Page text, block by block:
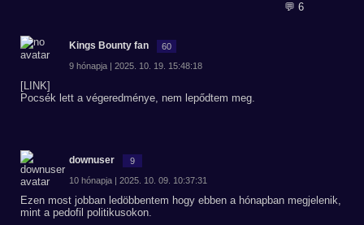
💬 6
Kings Bounty fan 60
9 hónapja | 2025. 10. 19. 15:48:18
[LINK]
Pocsék lett a végeredménye, nem lepődtem meg.
downuser 9
10 hónapja | 2025. 10. 09. 10:37:31
Ezen most jobban ledöbbentem hogy ebben a hónapban megjelenik,
mint a pedofil politikusokon.